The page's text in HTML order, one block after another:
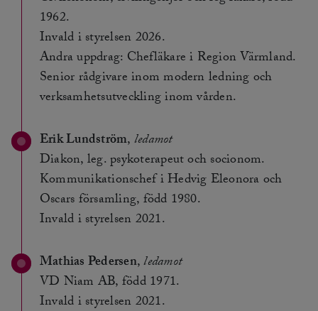
1962.
Invald i styrelsen 2026.
Andra uppdrag: Chefläkare i Region Värmland.
Senior rådgivare inom modern ledning och
verksamhetsutveckling inom vården.
Erik Lundström,ledamot
Diakon, leg. psykoterapeut och socionom.
Kommunikationschef i Hedvig Eleonora och
Oscars församling, född 1980.
Invald i styrelsen 2021.
Mathias Pedersen,ledamot
VD Niam AB, född 1971.
Invald i styrelsen 2021.